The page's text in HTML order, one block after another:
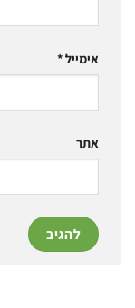
אימייל*
אתר